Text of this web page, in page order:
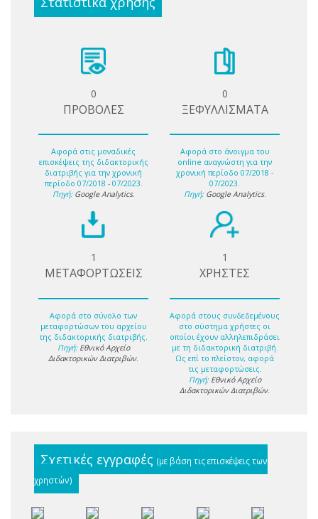
0
ΠΡΟΒΟΛΕΣ
Αφορά στις μοναδικές
επισκέψεις της διδακτορικής
διατριβής για την χρονική
περίοδο 07/2018 - 07/2023.
Πηγή: Google Analytics.
0
ΞΕΦΥΛΛΙΣΜΑΤΑ
Αφορά στο άνοιγμα του
online αναγνώστη για την
χρονική περίοδο 07/2018 -
07/2023.
Πηγή: Google Analytics.
1
ΜΕΤΑΦΟΡΤΩΣΕΙΣ
Αφορά στο σύνολο των
μεταφορτώσων του αρχείου
της διδακτορικής διατριβής.
Πηγή: Εθνικό Αρχείο
Διδακτορικών Διατριβών.
1
ΧΡΗΣΤΕΣ
Αφορά στους συνδεδεμένους
στο σύστημα χρήστες οι
οποίοι έχουν αλληλεπιδράσει
με τη διδακτορική διατριβή.
Ως επί το πλείστον, αφορά
τις μεταφορτώσεις.
Πηγή: Εθνικό Αρχείο
Διδακτορικών Διατριβών.
Σχετικές εγγραφές (με βάση τις επισκέψεις των
χρηστών)